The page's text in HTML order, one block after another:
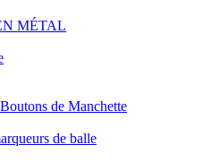
MÉTAL
de Manchette
de balle